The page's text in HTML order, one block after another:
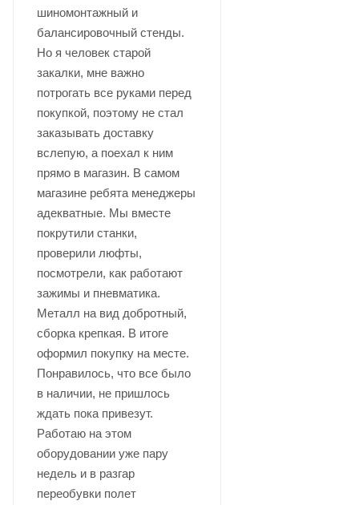
шиномонтажный и
балансировочный стенды.
Но я человек старой
закалки, мне важно
потрогать все руками перед
покупкой, поэтому не стал
заказывать доставку
вслепую, а поехал к ним
прямо в магазин. В самом
магазине ребята менеджеры
адекватные. Мы вместе
покрутили станки,
проверили люфты,
посмотрели, как работают
зажимы и пневматика.
Металл на вид добротный,
сборка крепкая. В итоге
оформил покупку на месте.
Понравилось, что все было
в наличии, не пришлось
ждать пока привезут.
Работаю на этом
оборудовании уже пару
недель и в разгар
переобувки полет